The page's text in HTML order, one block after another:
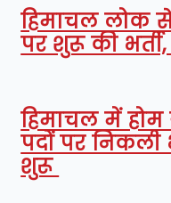
हिमाचल लोक
पर शुरू की
हिमाचल में होम
पदों पर निकली
शुरू